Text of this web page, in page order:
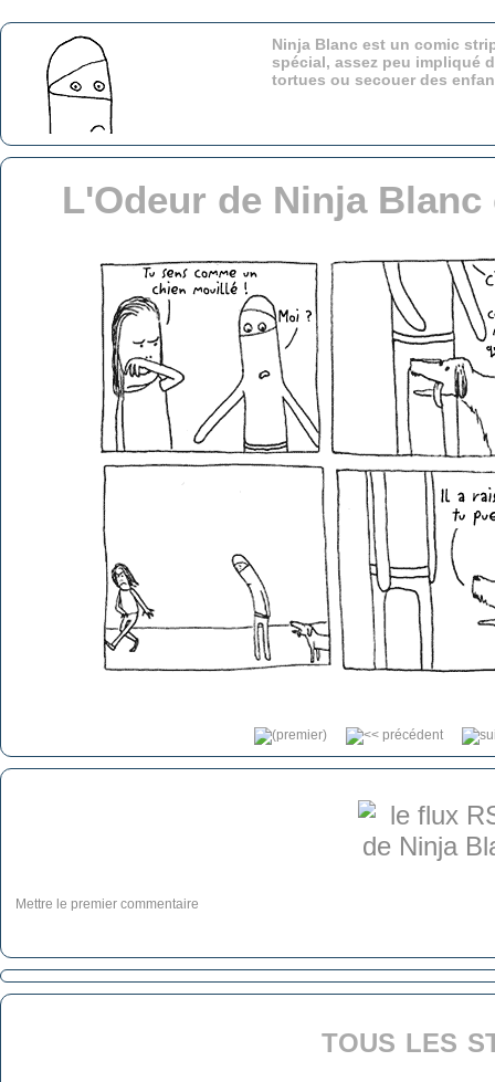
Ninja Blanc est un comic
spécial, assez peu impliqué
tortues ou secouer des
L'Odeur de Ninja
Mettre le premier commentaire
tous les